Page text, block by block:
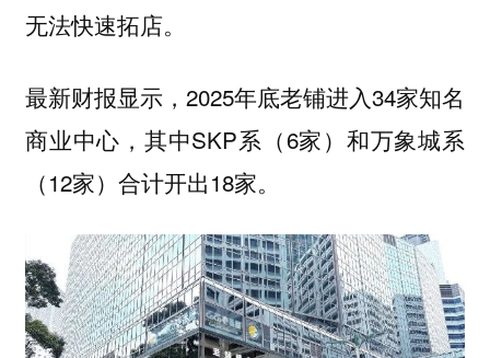
无法快速拓店。
最新财报显示，2025年底老铺进入34家知名
商业中心，其中SKP系（6家）和万象城系
（12家）合计开出18家。